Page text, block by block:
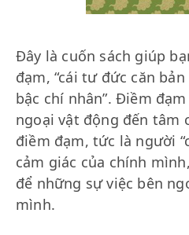
Đây là cuốn sách giúp
đạm, “cái tư đức căn
bậc chí nhân”. Điềm
ngoại vật động đến tâm
điềm đạm, tức là người
cảm giác của chính
để những sự việc bên
mình.